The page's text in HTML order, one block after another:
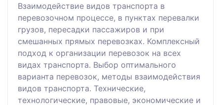
Взаимодействие видов транспорта в
перевозочном процессе, в пунктах перевалки
грузов, пересадки пассажиров и при
смешанных прямых перевозках. Комплексный
подход к организации перевозок на всех
видах транспорта. Выбор оптимального
варианта перевозок, методы взаимодействия
видов транспорта. Технические,
технологические, правовые, экономические и